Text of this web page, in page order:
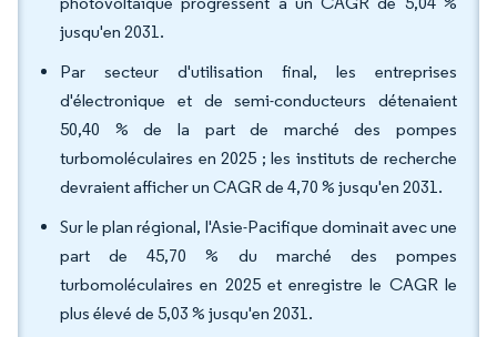
jusqu'en 2031.
Par secteur d'utilisation final, les entreprises
d'électronique et de semi-conducteurs détenaient
50,40 % de la part de marché des pompes
turbomoléculaires en 2025 ; les instituts de recherche
devraient afficher un CAGR de 4,70 % jusqu'en 2031.
Sur le plan régional, l'Asie-Pacifique dominait avec une
part de 45,70 % du marché des pompes
turbomoléculaires en 2025 et enregistre le CAGR le
plus élevé de 5,03 % jusqu'en 2031.